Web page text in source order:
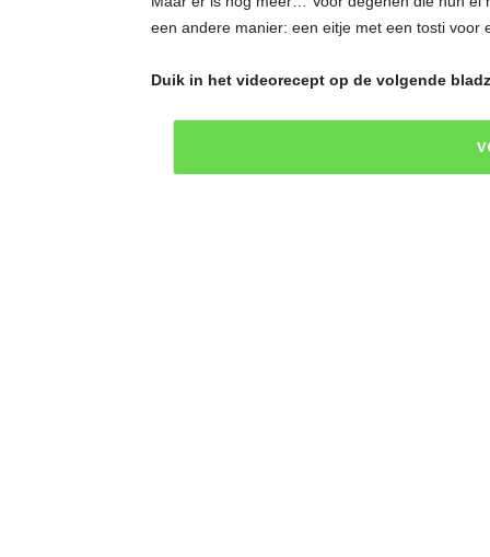
een andere manier: een eitje met een tosti voor
Duik in het videorecept op de volgende